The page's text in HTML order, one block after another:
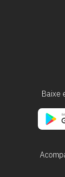
Baixe